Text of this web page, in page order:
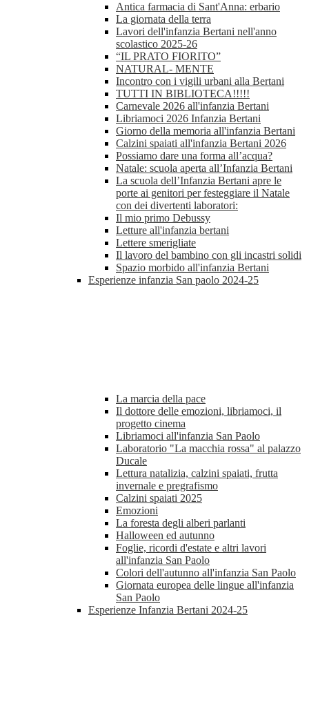
Antica farmacia di Sant'Anna: erbario
La giornata della terra
Lavori dell'infanzia Bertani nell'anno
scolastico 2025-26
“IL PRATO FIORITO”
NATURAL- MENTE
Incontro con i vigili urbani alla Bertani
TUTTI IN BIBLIOTECA!!!!!
Carnevale 2026 all'infanzia Bertani
Libriamoci 2026 Infanzia Bertani
Giorno della memoria all'infanzia Bertani
Calzini spaiati all'infanzia Bertani 2026
Possiamo dare una forma all’acqua?
Natale: scuola aperta all’Infanzia Bertani
La scuola dell’Infanzia Bertani apre le
porte ai genitori per festeggiare il Natale
con dei divertenti laboratori:
Il mio primo Debussy
Letture all'infanzia bertani
Lettere smerigliate
Il lavoro del bambino con gli incastri solidi
Spazio morbido all'infanzia Bertani
Esperienze infanzia San paolo 2024-25
La marcia della pace
Il dottore delle emozioni, libriamoci, il
progetto cinema
Libriamoci all'infanzia San Paolo
Laboratorio "La macchia rossa" al palazzo
Ducale
Lettura natalizia, calzini spaiati, frutta
invernale e pregrafismo
Calzini spaiati 2025
Emozioni
La foresta degli alberi parlanti
Halloween ed autunno
Foglie, ricordi d'estate e altri lavori
all'infanzia San Paolo
Colori dell'autunno all'infanzia San Paolo
Giornata europea delle lingue all'infanzia
San Paolo
Esperienze Infanzia Bertani 2024-25